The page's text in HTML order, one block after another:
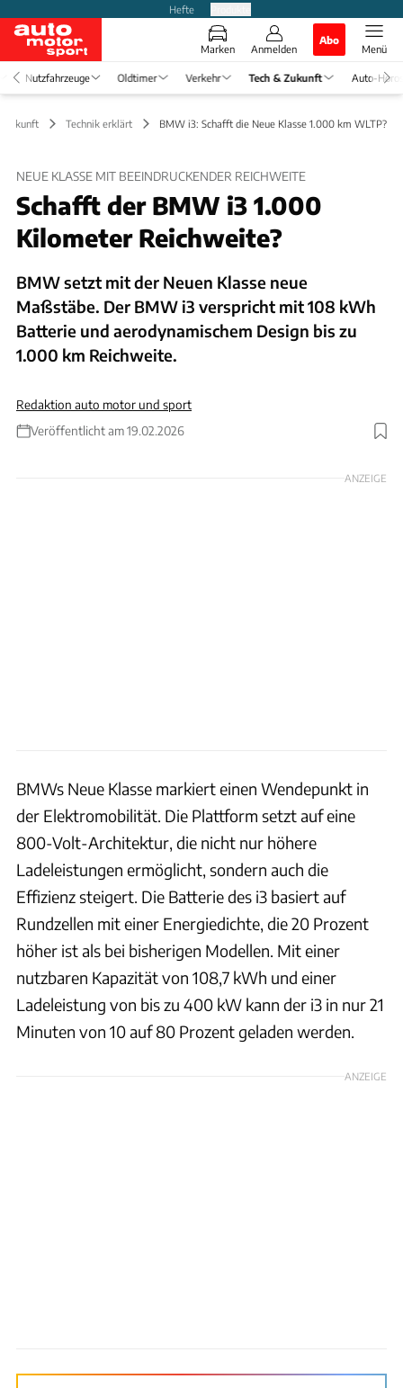
Hefte
Marken Anmelden
Abo
Menü
Nutzfahrzeuge Oldtimer Verkehr Tech & Zukunft Auto-
Zukunft Technik erklärt BMW i3: Schafft die Neue Klasse 1.000 km WLTP?
NEUE KLASSE MIT BEEINDRUCKENDER REICHWEITE
Schafft der BMW i3 1.000
Kilometer Reichweite?
BMW setzt mit der Neuen Klasse neue
Maßstäbe. Der BMW i3 verspricht mit 108 kWh
Batterie und aerodynamischem Design bis zu
1.000 km Reichweite.
Redaktion auto motor und sport
Veröffentlicht am 19.02.2026
Foto: BMW Group
ANZEIGE
BMWs Neue Klasse markiert einen Wendepunkt in
der Elektromobilität. Die Plattform setzt auf eine
800-Volt-Architektur, die nicht nur höhere
Ladeleistungen ermöglicht, sondern auch die
Effizienz steigert. Die Batterie des i3 basiert auf
Rundzellen mit einer Energiedichte, die 20 Prozent
höher ist als bei bisherigen Modellen. Mit einer
nutzbaren Kapazität von 108,7 kWh und einer
Ladeleistung von bis zu 400 kW kann der i3 in nur 21
Minuten von 10 auf 80 Prozent geladen werden.
ANZEIGE